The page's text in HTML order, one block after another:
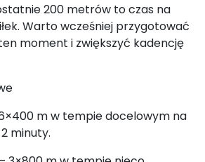
200 metrów to czas na
Warto wcześniej przygotować
moment i zwiększyć kadencję
m w tempie docelowym na
minuty.